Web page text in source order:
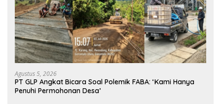
Agustus 5, 2026
PT GLP Angkat Bicara Soal Polemik FABA: ‘Kami Hanya
Penuhi Permohonan Desa’